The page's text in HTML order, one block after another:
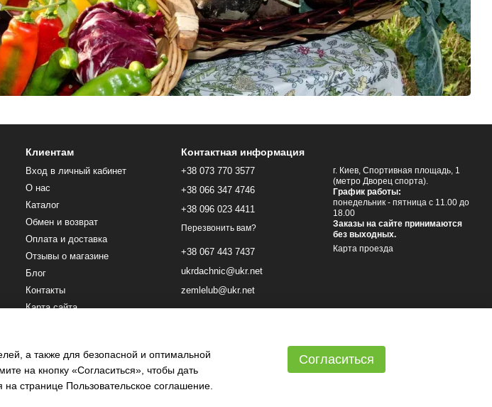
Клиентам
Вход в личный кабинет
О нас
Каталог
Обмен и возврат
Оплата и доставка
Отзывы о магазине
Блог
Контакты
Карта сайта
Контактная информация
+38 073 770 3577
+38 066 347 4746
+38 096 023 4411
Перезвонить вам?
+38 067 443 7437
ukrdachnic@ukr.net
zemlelub@ukr.net
г. Киев, Спортивная площадь, 1
(метро Дворец спорта).
График работы:
понедельник - пятница с 11.00 до
18.00
Заказы на сайте принимаются
без выходных.
Карта проезда
а также для безопасной и оптимальной
на кнопку «Согласиться», чтобы дать
на странице Пользовательское соглашение
Согласиться